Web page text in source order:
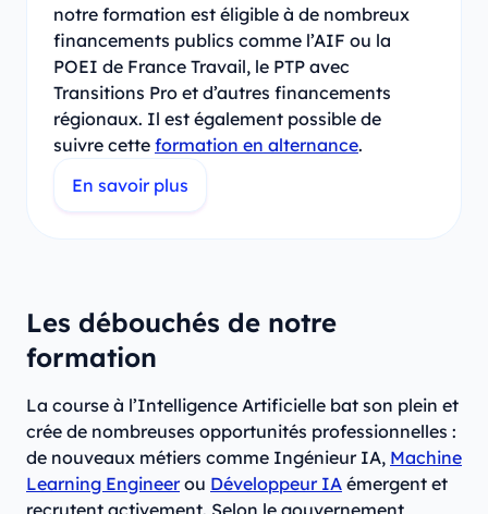
notre formation est éligible à de nombreux
financements publics comme l’AIF ou la
POEI de France Travail, le PTP avec
Transitions Pro et d’autres financements
régionaux. Il est également possible de
suivre cette formation en alternance.
En savoir plus
Les débouchés de notre
formation
La course à l’Intelligence Artificielle bat son plein et
crée de nombreuses opportunités professionnelles :
de nouveaux métiers comme Ingénieur IA, Machine
Learning Engineerou Développeur IA émergent et
recrutent activement. Selon le gouvernement